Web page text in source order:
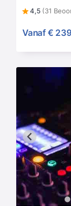
4,5 (31
Vanaf €